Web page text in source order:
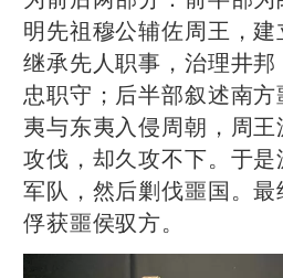
明先祖穆公辅佐周王，
继承先人职事，治理井
忠职守；后半部叙述南
夷与东夷入侵周朝，周
攻伐，却久攻不下。于
军队，然后剿伐噩国。最
俘获噩侯驭方。